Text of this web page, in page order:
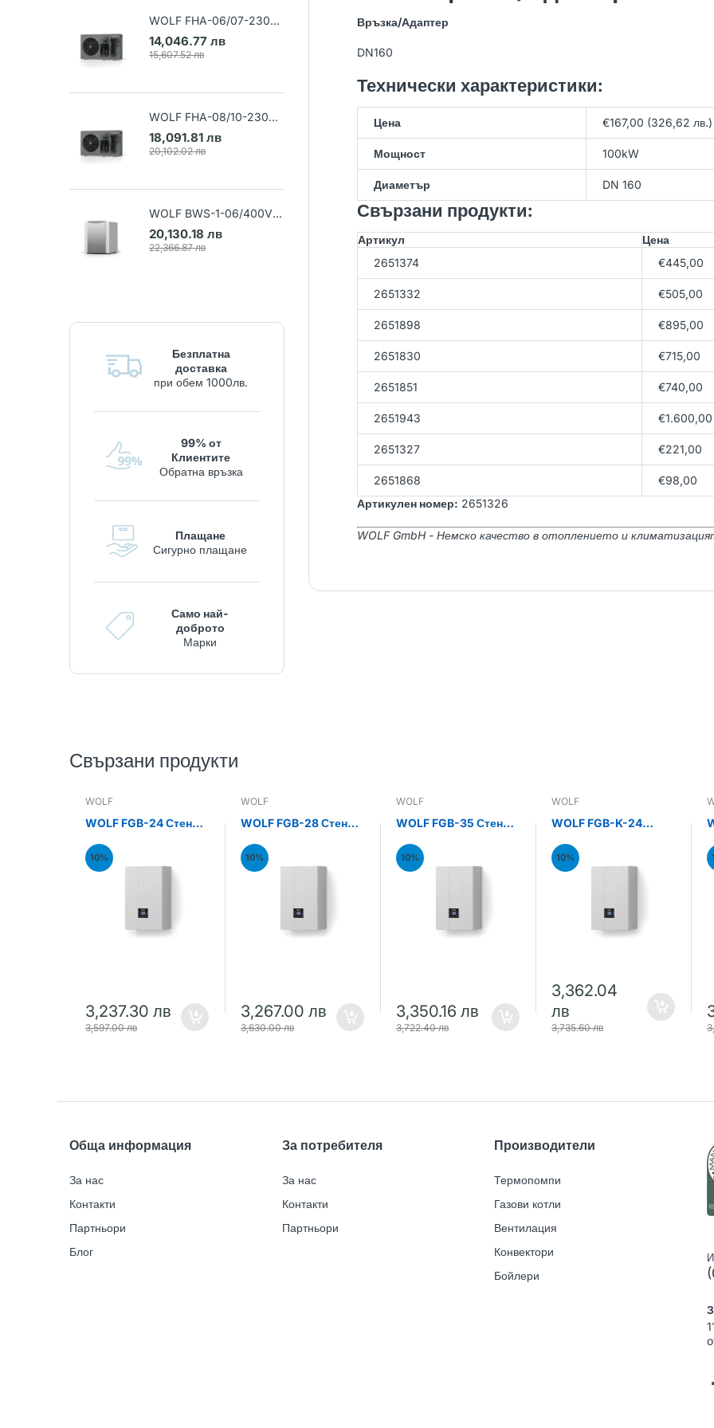
WOLF FHA-06/07-230V
Термопомпа въздух-вода
(Арт. 9148032)
14,046.77 лв
15,607.52 лв
WOLF FHA-08/10-230V
Термопомпа въздух-вода
(Арт. 9148033)
18,091.81 лв
20,102.02 лв
WOLF BWS-1-06/400V
Термопомпа земя-вода
(Арт. 9145384)
20,130.18 лв
22,366.87 лв
WOLF BWS-1-10/400V
(Арт. 9145386)
23,962.82 лв
WOLF BWW-1-07/400V
Термопомпа вода-вода
(Арт. 9146033)
23,150.77 лв
25,723.08 лв
WOLF BWW-1-11/400V
(Арт. 9146034)
23,689.40 лв
26,321.56 лв
Безплатна
доставка
при обем 1000лв.
99% от
Клиентите
Обратна връзка
Плащане
Сигурно плащане
Само най-
доброто
Марки
Връзка/Адаптер
DN160
Технически характеристики:
Цена €167,00 (326,62 лв.)
Мощност 100kW
Диаметър DN 160
Свързани продукти:
Артикул
Цена
2651374
€445,00
2651332 €505,00
2651898 €895,00
2651830 €715,00
2651851 €740,00
2651943 €1.600,00
2651327 €221,00
2651868
€98,00
Артикулен номер: 2651326
WOLF GmbH - Немско качество в отоплението и
Свързани продукти
WOLF
WOLF FGB-24 Стенен
котел 24kW
10%
3,237.30 лв
3,597.00 лв
WOLF
WOLF FGB-28 Стенен
котел 28kW
10%
3,267.00 лв
3,630.00 лв
WOLF
WOLF FGB-35 Стенен
котел 35kW
10%
3,350.16 лв
3,722.40 лв
WOLF
WOLF FGB-K-24
кондензен комби
котел 24kW
10%
3,362.04
лв
3,735.60 лв
Обща информация
За нас
Контакти
Партньори
Блог
За потребителя
За нас
Контакти
Партньори
Производители
Термопомпи
Газови котли
Вентилация
Конвектори
Бойлери